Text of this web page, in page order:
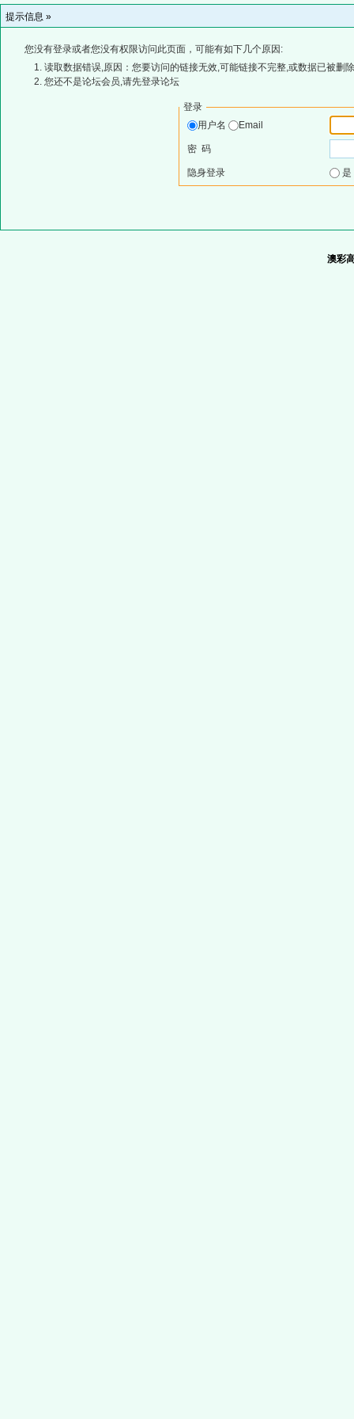
提示信息 »
您没有登录或者您没有权限访问此页面，可能有如下几个原因:
读取数据错误,原因：您要访问的链接无效,可能链接不完整,或数据已被删
您还不是论坛会员,请先登录论坛
登录
用户名
Email
密 码
隐身登录
澳彩